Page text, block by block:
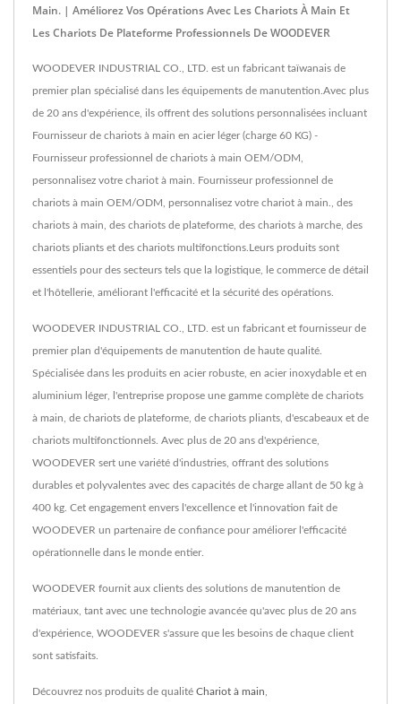
Main. | Améliorez Vos Opérations Avec Les Chariots À Main Et
Les Chariots De Plateforme Professionnels De WOODEVER
WOODEVER INDUSTRIAL CO., LTD. est un fabricant taïwanais de
premier plan spécialisé dans les équipements de manutention.Avec plus
de 20 ans d'expérience, ils offrent des solutions personnalisées incluant
Fournisseur de chariots à main en acier léger (charge 60 KG) -
Fournisseur professionnel de chariots à main OEM/ODM,
personnalisez votre chariot à main. Fournisseur professionnel de
chariots à main OEM/ODM, personnalisez votre chariot à main., des
chariots à main, des chariots de plateforme, des chariots à marche, des
chariots pliants et des chariots multifonctions.Leurs produits sont
essentiels pour des secteurs tels que la logistique, le commerce de détail
et l'hôtellerie, améliorant l'efficacité et la sécurité des opérations.
WOODEVER INDUSTRIAL CO., LTD. est un fabricant et fournisseur de
premier plan d'équipements de manutention de haute qualité.
Spécialisée dans les produits en acier robuste, en acier inoxydable et en
aluminium léger, l'entreprise propose une gamme complète de chariots
à main, de chariots de plateforme, de chariots pliants, d'escabeaux et de
chariots multifonctionnels. Avec plus de 20 ans d'expérience,
WOODEVER sert une variété d'industries, offrant des solutions
durables et polyvalentes avec des capacités de charge allant de 50 kg à
400 kg. Cet engagement envers l'excellence et l'innovation fait de
WOODEVER un partenaire de confiance pour améliorer l'efficacité
opérationnelle dans le monde entier.
WOODEVER fournit aux clients des solutions de manutention de
matériaux, tant avec une technologie avancée qu'avec plus de 20 ans
d'expérience, WOODEVER s'assure que les besoins de chaque client
sont satisfaits.
Découvrez nos produits de qualité Chariot à main